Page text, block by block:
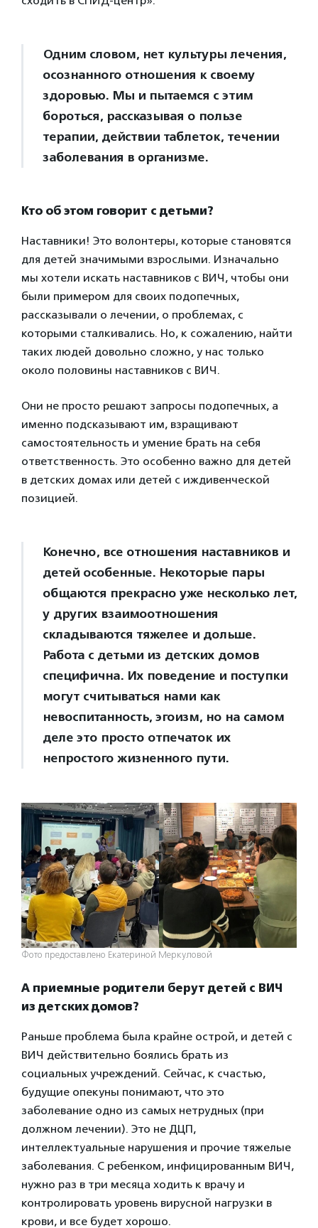
Одним словом, нет культуры лечения,
осознанного отношения к своему
здоровью. Мы и пытаемся с этим
бороться, рассказывая о пользе
терапии, действии таблеток, течении
заболевания в организме.
Кто об этом говорит с детьми?
Наставники! Это волонтеры, которые становятся
для детей значимыми взрослыми. Изначально
мы хотели искать наставников с ВИЧ, чтобы они
были примером для своих подопечных,
рассказывали о лечении, о проблемах, с
которыми сталкивались. Но, к сожалению, найти
таких людей довольно сложно, у нас только
около половины наставников с ВИЧ.
Они не просто решают запросы подопечных, а
именно подсказывают им, взращивают
самостоятельность и умение брать на себя
ответственность. Это особенно важно для детей
в детских домах или детей с иждивенческой
позицией.
Конечно, все отношения наставников и
детей особенные. Некоторые пары
общаются прекрасно уже несколько лет,
у других взаимоотношения
складываются тяжелее и дольше.
Работа с детьми из детских домов
специфична. Их поведение и поступки
могут считываться нами как
невоспитанность, эгоизм, но на самом
деле это просто отпечаток их
непростого жизненного пути.
Фото предоставлено Екатериной Меркуловой
А приемные родители берут детей с ВИЧ
из детских домов?
Раньше проблема была крайне острой, и детей с
ВИЧ действительно боялись брать из
социальных учреждений. Сейчас, к счастью,
будущие опекуны понимают, что это
заболевание одно из самых нетрудных (при
должном лечении). Это не ДЦП,
интеллектуальные нарушения и прочие тяжелые
заболевания. С ребенком, инфицированным ВИЧ,
нужно раз в три месяца ходить к врачу и
контролировать уровень вирусной нагрузки в
крови, и все будет хорошо.